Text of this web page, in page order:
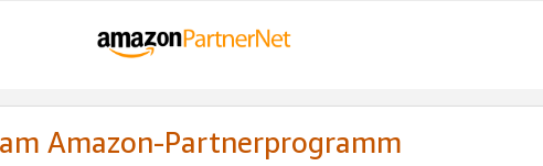
Amazon-Partnerprogramm